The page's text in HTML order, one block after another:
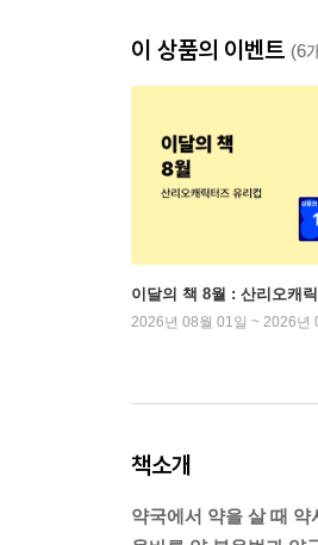
이 상품의 이벤트 (6
이달의 책 8월 : 산리오캐
2026년 08월 01일 ~ 2026년
책소개
약국에서 약을 살 때